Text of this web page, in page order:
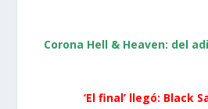
Corona Hell & Heaven: del
‘El final’ llegó: Black